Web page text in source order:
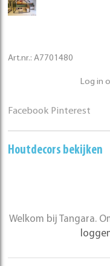
Art.nr.: A7701480
Log in
Facebook Pinterest
Houtdecors bekijken
Welkom bij Tangara.